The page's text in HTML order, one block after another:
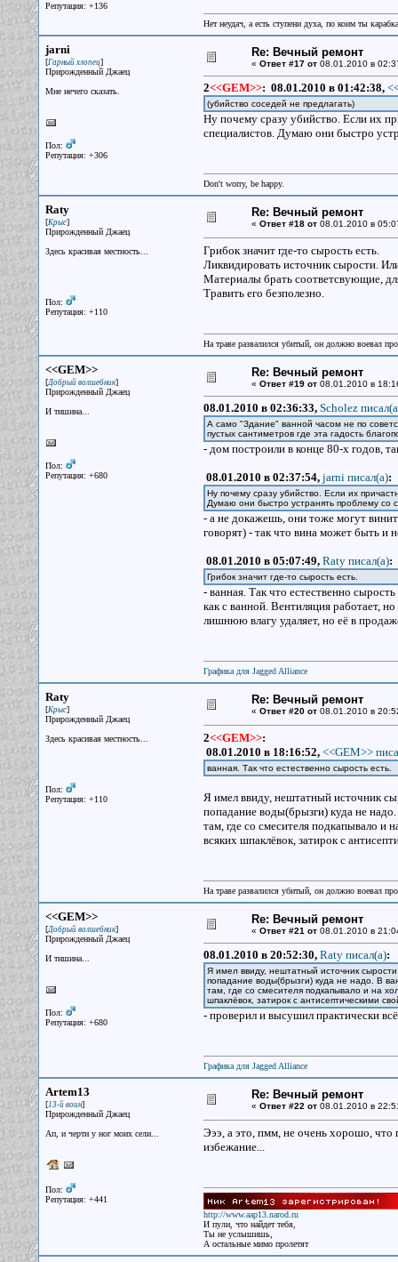
Репутация: +136
Нет неудач, а есть ступени духа, по коим ты
jarni
[Гарный хлопец]
Прирожденный Джаец
Мне нечего сказать.
Пол:
Репутация: +306
Re: Вечный ремонт
« Ответ #17 от08.01.2010 в
2<<GEM>>: 08.01.2010 в 01:42:38,
(убийство соседей не предлагать)
Ну почему сразу убийство. Если их
специалистов. Думаю они быстро
Don't worry, be happy.
Raty
[Крыс]
Прирожденный Джаец
Здесь красивая местность...
Пол:
Репутация: +110
Re: Вечный ремонт
« Ответ #18 от08.01.2010 в
Грибок значит где-то сырость есть.
Ликвидировать источник сырости.
Материалы брать соответсвующие,
Травить его безполезно.
На траве развалился убитый, он должно воевал
<<GEM>>
[Добрый волшебник]
Прирожденный Джаец
И тишина...
Пол:
Репутация: +680
Re: Вечный ремонт
« Ответ #19 от08.01.2010 в
08.01.2010 в 02:36:33, Scholez
А само "Здание" ванной часом не по
пустых сантиметров где эта гадость
- дом построили в конце 80-х годов,
08.01.2010 в 02:37:54, jarni писал(a):
Ну почему сразу убийство. Если их
Думаю они быстро устранять проблему со
- а не докажешь, они тоже могут
говорят) - так что вина может быть и
08.01.2010 в 05:07:49, Raty писал(a):
Грибок значит где-то сырость есть.
- ванная. Так что естественно
как с ванной. Вентиляция работает,
лишнюю влагу удаляет, но её в
Графика для Jagged Alliance
Raty
[Крыс]
Прирожденный Джаец
Здесь красивая местность...
Пол:
Репутация: +110
Re: Вечный ремонт
« Ответ #20 от08.01.2010 в
2<<GEM>>:
08.01.2010 в 18:16:52, <<GEM>>
ванная. Так что естественно сырость есть.
Я имел ввиду, нештатный источник
попадание воды(брызги) куда не
там, где со смесителя подкапывало и
всяких шпаклёвок, затирок с
На траве развалился убитый, он должно воевал
<<GEM>>
[Добрый волшебник]
Прирожденный Джаец
И тишина...
Пол:
Репутация: +680
Re: Вечный ремонт
« Ответ #21 от08.01.2010 в
08.01.2010 в 20:52:30, Raty писал(a):
Я имел ввиду, нештатный источник
попадание воды(брызги) куда не надо. В
там, где со смесителя подкапывало и на
шпаклёвок, затирок с антисептическими
- проверил и высушил практически
Графика для Jagged Alliance
Artem13
[13-й воин]
Прирожденный Джаец
Ап, и черти у ног моих сели...
Пол:
Репутация: +441
Re: Вечный ремонт
« Ответ #22 от08.01.2010 в
Эээ, а это, пмм, не очень хорошо, что
избежание...
http://www.aap13.narod.ru
И пули, что найдет тебя,
Ты не услышишь,
А остальные мимо пролетят